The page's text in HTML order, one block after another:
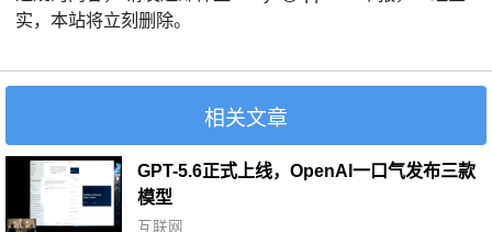
实，本站将立刻删除。
相关文章
GPT-5.6正式上线，OpenAI一口气发布三款
模型
互联网